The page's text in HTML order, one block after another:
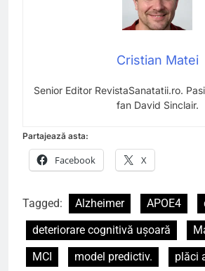
Cristian Matei
Senior Editor RevistaSanatatii.ro.
fan David Sinclair.
Partajează asta:
Facebook X
Tagged: Alzheimer APOE4
deteriorare cognitivă ușoară
MCI
model predictiv.
plăci